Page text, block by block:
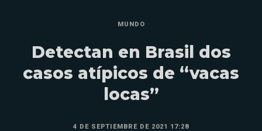
MUNDO
Detectan en Brasil dos
casos atípicos de “vacas
locas”
4 DE SEPTIEMBRE DE 2021 17:28